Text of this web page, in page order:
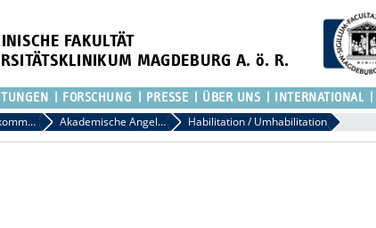
FAKULTÄT
MAGDEBURG A. ö. R.
FORSCHUNG PRESSE ÜBER UNS INTERNATIONAL
Dekanat: Willkommen an der Medizinischen Fakultät Magdeburg Akademische Angelegenheiten Habilitation / Umhabilitation